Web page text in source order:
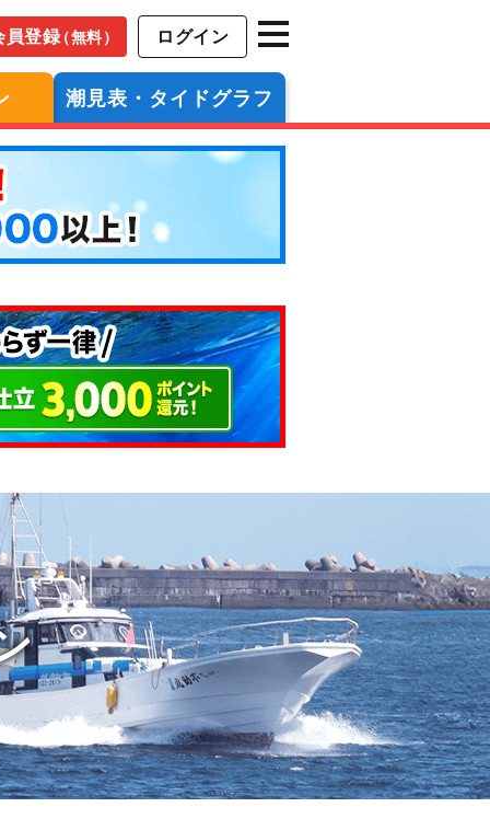
員登録（無料） ログイン
潮見表・タイドグラフ